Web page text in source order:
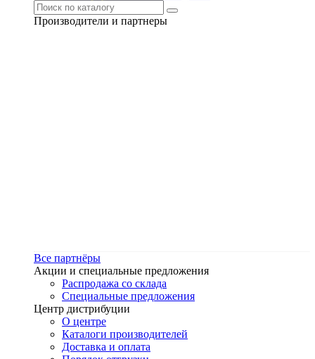
Производители и партнеры
Все партнёры
Акции и специальные предложения
Распродажа со склада
Специальные предложения
Центр дистрибуции
О центре
Каталоги производителей
Доставка и оплата